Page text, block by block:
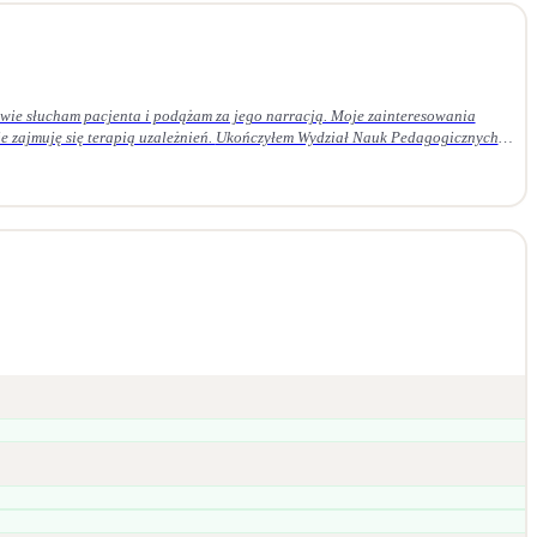
słucham pacjenta i podążam za jego narracją. Moje zainteresowania
Wydział Nauk Pedagogicznych
szkolenie z psychoterapii psychodynamicznej w Krakowskim
superwizji u certyfikowanego superwizora.